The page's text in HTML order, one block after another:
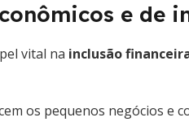
e de
vital na inclusão
os pequenos negócios e